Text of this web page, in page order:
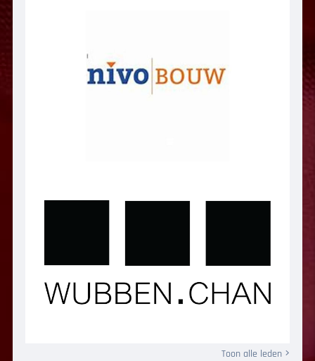
Toon alle leden